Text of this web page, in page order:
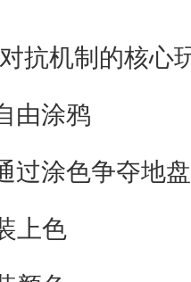
抗机制的核心
由涂鸦
过涂色争夺地
上色